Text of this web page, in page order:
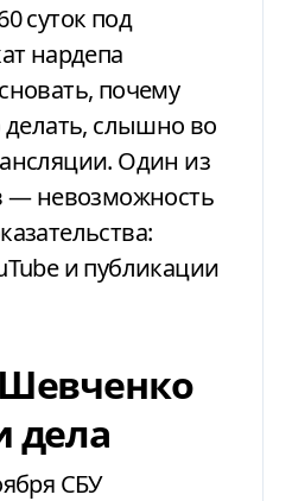
суток под
нардепа
почему
делать, слышно во
Один из
— невозможность
и публикации
дела
СБУ